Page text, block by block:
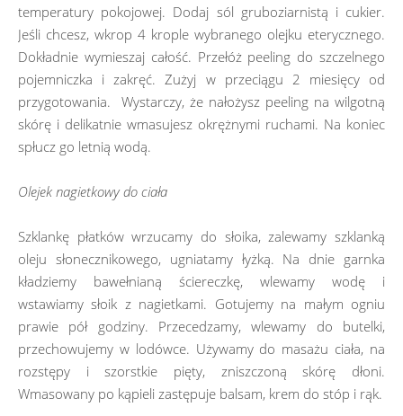
temperatury pokojowej. Dodaj sól gruboziarnistą i cukier.
Jeśli chcesz, wkrop 4 krople wybranego olejku eterycznego.
Dokładnie wymieszaj całość. Przełóż peeling do szczelnego
pojemniczka i zakręć. Zużyj w przeciągu 2 miesięcy od
przygotowania. Wystarczy, że nałożysz peeling na wilgotną
skórę i delikatnie wmasujesz okrężnymi ruchami. Na koniec
spłucz go letnią wodą.
Olejek nagietkowy do ciała
Szklankę płatków wrzucamy do słoika, zalewamy szklanką
oleju słonecznikowego, ugniatamy łyżką. Na dnie garnka
kładziemy bawełnianą ściereczkę, wlewamy wodę i
wstawiamy słoik z nagietkami. Gotujemy na małym ogniu
prawie pół godziny. Przecedzamy, wlewamy do butelki,
przechowujemy w lodówce. Używamy do masażu ciała, na
rozstępy i szorstkie pięty, zniszczoną skórę dłoni.
Wmasowany po kąpieli zastępuje balsam, krem do stóp i rąk.